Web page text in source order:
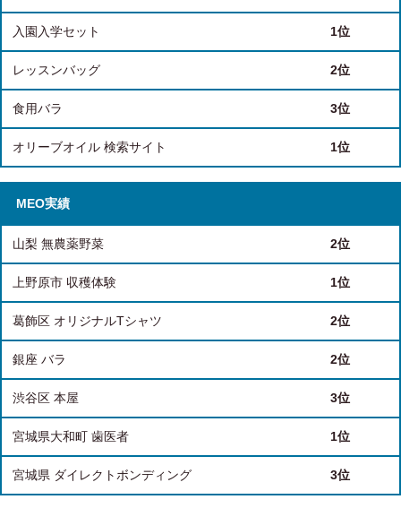
入園入学セット 1位
レッスンバッグ 2位
食用バラ 3位
オリーブオイル 検索サイト 1位
MEO実績
山梨 無農薬野菜 2位
上野原市 収穫体験 1位
葛飾区 オリジナルTシャツ 2位
銀座 バラ 2位
渋谷区 本屋 3位
宮城県大和町 歯医者 1位
宮城県 ダイレクトボンディング 3位